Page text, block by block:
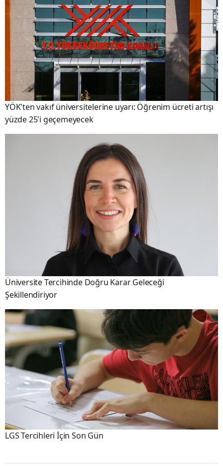
YÖK'ten vakıf üniversitelerine uyarı: Öğrenim ücreti artışı
yüzde 25'i geçemeyecek
Üniversite Tercihinde Doğru Karar Geleceği
Şekillendiriyor
LGS Tercihleri İçin Son Gün